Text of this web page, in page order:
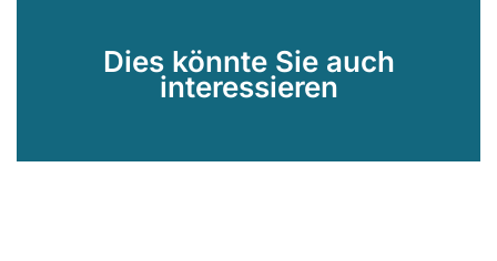
Dies könnte Sie auch
interessieren